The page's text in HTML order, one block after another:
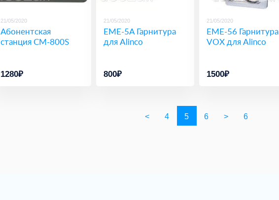
21/05/2020
Абонентская
станция СМ-800S
1280₽
21/05/2020
EME-5A Гарнитура
для Alinco
800₽
21/05/2020
EME-56 Гарнитура
VOX для Alinco
1500₽
< 4 5 6 > 6